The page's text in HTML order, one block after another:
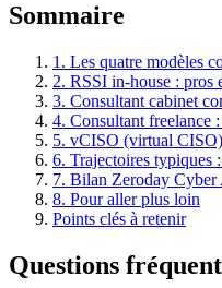
Sommaire
1. Les quatre modèles
2. RSSI in-house : pros
3. Consultant cabinet
4. Consultant freelance
5. vCISO (virtual
6. Trajectoires typiques
7. Bilan Zeroday Cyber
8. Pour aller plus loin
Points clés à retenir
Questions